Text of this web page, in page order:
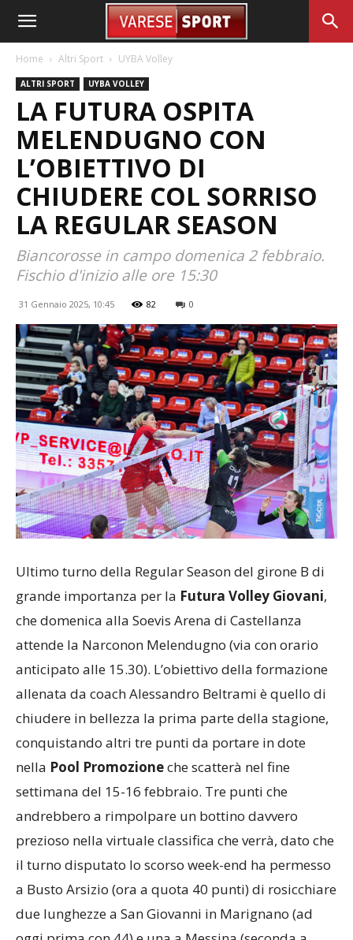
Home Altri Sport UYBA Volley
ALTRI SPORT UYBA VOLLEY
LA FUTURA OSPITA
MELENDUGNO CON
L’OBIETTIVO DI
CHIUDERE COL SORRISO
LA REGULAR SEASON
Biancorosse in campo domenica 2 febbraio.
Fischio d'inizio alle ore 15:30
31 Gennaio 2025, 10:45 82 0
Ultimo turno della Regular Season del girone B di
grande importanza per la Futura Volley Giovani,
che domenica alla Soevis Arena di Castellanza
attende la Narconon Melendugno (via con orario
anticipato alle 15.30). L’obiettivo della formazione
allenata da coach Alessandro Beltrami è quello di
chiudere in bellezza la prima parte della stagione,
conquistando altri tre punti da portare in dote
nella Pool Promozioneche scatterà nel fine
settimana del 15-16 febbraio. Tre punti che
andrebbero a rimpolpare un bottino davvero
prezioso nella virtuale classifica che verrà, dato che
il turno disputato lo scorso week-end ha permesso
a Busto Arsizio (ora a quota 40 punti) di rosicchiare
due lunghezze a San Giovanni in Marignano (ad